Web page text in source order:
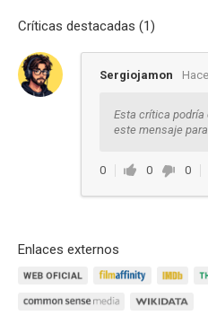
Críticas destacadas (1)
Sergiojamon
Esta crítica podría
este mensaje
0 0 0
Enlaces externos